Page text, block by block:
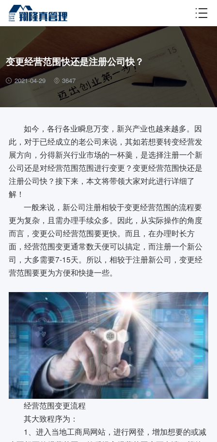
财税百科
变更经营范围快还是注册公司快？
2021-04-29 3647
如今，各行各业瞬息万变，新兴产业也越来越多。因
此，对于已经成立的老公司来说，其如若想要转变经营发
展方向，分得新兴行业市场的一杯羹，是选择注册一个新
公司还是对经营范围范围进行变更？变更经营范围快还是
注册公司快？接下来，本文将带领大家对此进行详细了
解！
一般来说，新公司注册相较于变更经营范围的流程要
更为复杂，且需办理手续众多。因此，从实际操作的角度
而言，变更公司经营范围要更快。而且，在办理时长方
面，经营范围变更通常数天便可以搞定，而注册一个新公
司，大多需要7-15天。所以，相较于注册新公司，变更经
营范围要更为方便和快捷一些。
经营范围变更流程
其大致程序为：
1、进入当地工商局网站，进行网登，增加想要的或减